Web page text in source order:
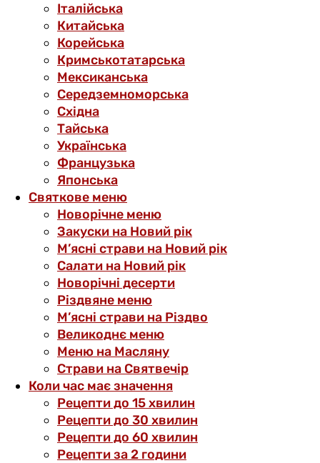
Італійська
Китайська
Корейська
Кримськотатарська
Мексиканська
Середземноморська
Східна
Тайська
Українська
Французька
Японська
Святкове меню
Новорічне меню
Закуски на Новий рік
М’ясні страви на Новий рік
Салати на Новий рік
Новорічні десерти
Різдвяне меню
М’ясні страви на Різдво
Великоднє меню
Меню на Масляну
Страви на Святвечір
Коли час має значення
Рецепти до 15 хвилин
Рецепти до 30 хвилин
Рецепти до 60 хвилин
Рецепти за 2 години